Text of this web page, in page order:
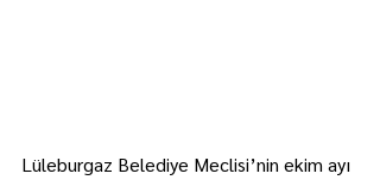
Lüleburgaz Belediye Meclisi’nin ekim ayı